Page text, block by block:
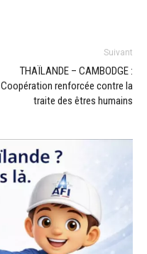
Suivant
THAÏLANDE – CAMBODGE :
Coopération renforcée contre la
traite des êtres humains